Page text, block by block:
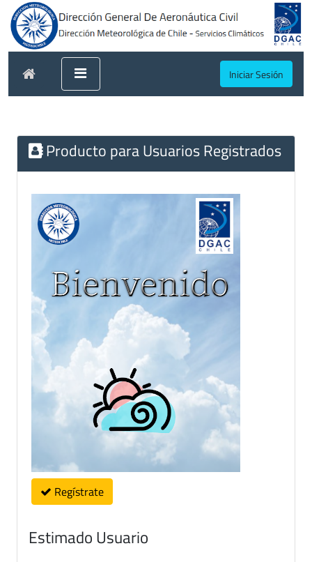
Iniciar Sesión
Producto para Usuarios Registrados
Regístrate
Estimado Usuario